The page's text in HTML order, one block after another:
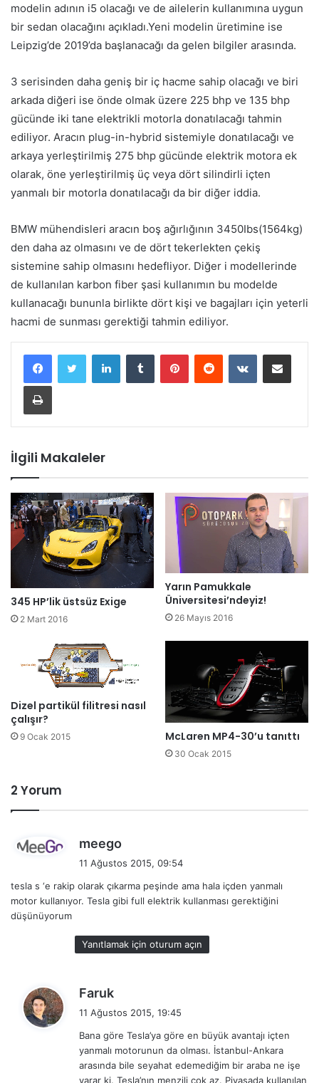
modelin adının i5 olacağı ve de ailelerin kullanımına uygun
bir sedan olacağını açıkladı.Yeni modelin üretimine ise
Leipzig’de 2019’da başlanacağı da gelen bilgiler arasında.
3 serisinden daha geniş bir iç hacme sahip olacağı ve biri
arkada diğeri ise önde olmak üzere 225 bhp ve 135 bhp
gücünde iki tane elektrikli motorla donatılacağı tahmin
ediliyor. Aracın plug-in-hybrid sistemiyle donatılacağı ve
arkaya yerleştirilmiş 275 bhp gücünde elektrik motora ek
olarak, öne yerleştirilmiş üç veya dört silindirli içten
yanmalı bir motorla donatılacağı da bir diğer iddia.
BMW mühendisleri aracın boş ağırlığının 3450Ibs(1564kg)
den daha az olmasını ve de dört tekerlekten çekiş
sistemine sahip olmasını hedefliyor. Diğer i modellerinde
de kullanılan karbon fiber şasi kullanımın bu modelde
kullanacağı bununla birlikte dört kişi ve bagajları için yeterli
hacmi de sunması gerektiği tahmin ediliyor.
İlgili Makaleler
345 HP’lik üstsüz Exige
2 Mart 2016
Yarın Pamukkale
Üniversitesi’ndeyiz!
26 Mayıs 2016
Dizel partikül filitresi nasıl
çalışır?
9 Ocak 2015 McLaren MP4-30’u tanıttı
30 Ocak 2015
2 Yorum
meego
i
k
:
11 Ağustos 2015, 09:54
tesla s ‘e rakip olarak çıkarma peşinde ama hala içden yanmalı
motor kullanıyor. Tesla gibi full elektrik kullanması gerektiğini
düşünüyorum
Yanıtlamak için oturum açın
Faruk
i
k
i
11 Ağustos 2015, 19:45
Bana göre Tesla’ya göre en büyük avantajı içten
yanmalı motorunun da olması. İstanbul-Ankara
arasında bile seyahat edemediğim bir araba ne işe
yarar ki. Tesla’nın menzili çok az. Piyasada kullanılan